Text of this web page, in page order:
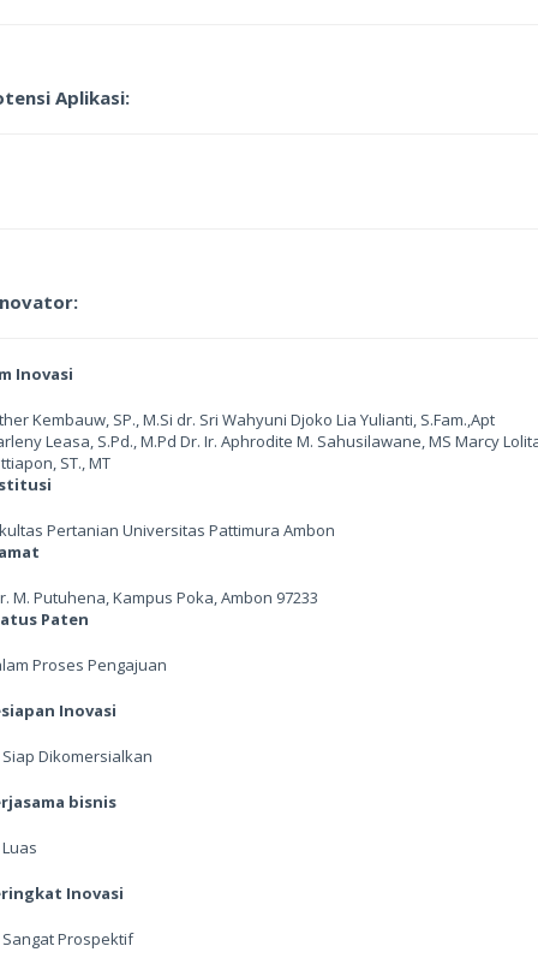
Aplikasi:
Inovasi
Kembauw, SP., M.Si dr. Sri Wahyuni Djoko Lia Yulianti, S.Fam.,Apt
Leasa, S.Pd., M.Pd Dr. Ir. Aphrodite M. Sahusilawane, MS Marcy
ST., MT
Pertanian Universitas Pattimura Ambon
M. Putuhena, Kampus Poka, Ambon 97233
Paten
Proses Pengajuan
Inovasi
Dikomersialkan
bisnis
Inovasi
Prospektif